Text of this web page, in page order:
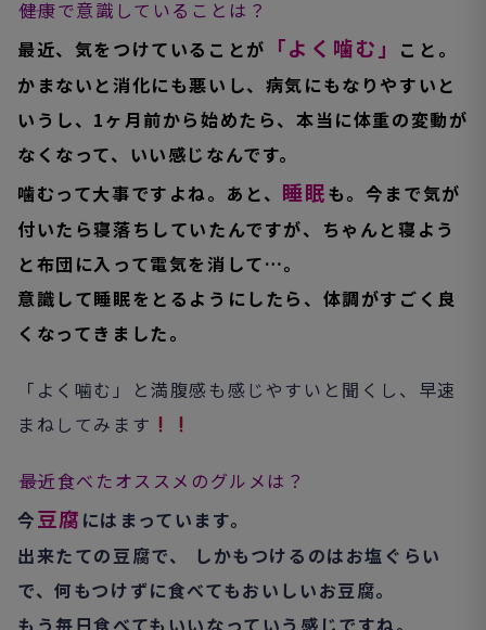
――健康で意識していることは？
最近、気をつけていることが 「よく噛む」
こと。
かまないと消化にも悪いし、病気にもなりやすいと
いうし、1ヶ月前から始めたら、本当に体重の変動が
なくなって、いい感じなんです。
噛むって大事ですよね。あと、 睡眠も。今まで気が
付いたら寝落ちしていたんですが、ちゃんと寝よう
と布団に入って電気を消して…。
意識して睡眠をとるようにしたら、体調がすごく良
くなってきました。
「よく噛む」と満腹感も感じやすいと聞くし、早速
まねしてみます
――最近食べたオススメのグルメは？
今豆腐 にはまっています。
出来たての豆腐で、 しかもつけるのはお塩ぐらい
で、何もつけずに食べてもおいしいお豆腐。
もう毎日食べてもいいなっていう感じですね。